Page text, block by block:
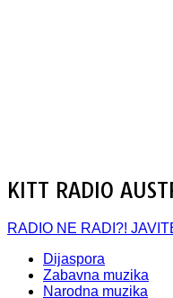
KITT RADIO
RADIO NE RADI?!
Dijaspora
Zabavna muzika
Narodna muzika